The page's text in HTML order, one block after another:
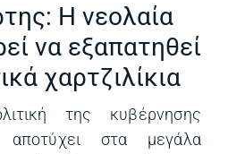
Η νεολαία
να εξαπατηθεί
χαρτζιλίκια
της κυβέρνησης
στα μεγάλα